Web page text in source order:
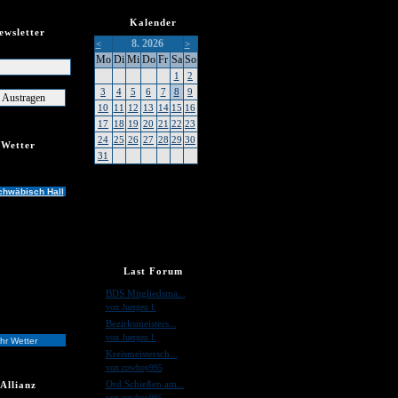
Wetter
Hall
Wetter
Allianz
Kalender
<
8. 2026 >
Mo Di Mi Do Fr Sa So
1
2
3
4 5 6 7 8
9
10
11 12 13 14 15 16
17 18 19 20 21 22 23
24 25 26 27 28 29 30
31
Last Forum
BDS Mitgliedsma...
von Juergen I.
Bezirksmeisters...
von Juergen I.
Kreismeistersch...
von cowboy995
Ord.Schießen am...